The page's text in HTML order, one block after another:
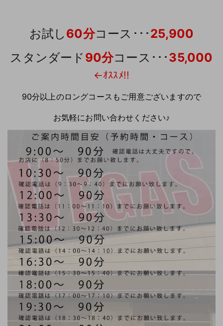
お試し 60分コース･･･25,900
スタンダード 90分コース･･･35,000
←ｵｽｽﾒ!!
90分以上のロングコースもご用意ございますので
お気軽にお問い合わせください♪